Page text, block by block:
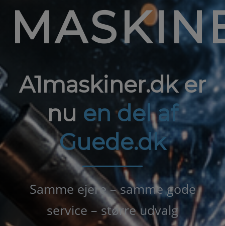
A1maskiner.dk er
nu en del af
Guede.dk
Samme ejere – samme gode
service – større udvalg